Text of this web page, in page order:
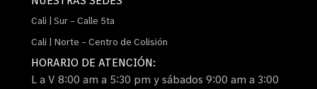
Cali | Sur – Calle 5ta
Cali | Norte – Centro de Colisión
HORARIO DE ATENCIÓN:
L a V 8:00 am a 5:30 pm y sábados 9:00 am a 3:00